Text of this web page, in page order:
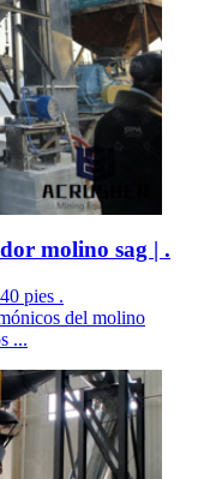
molino sag | .
pies .
del molino
...